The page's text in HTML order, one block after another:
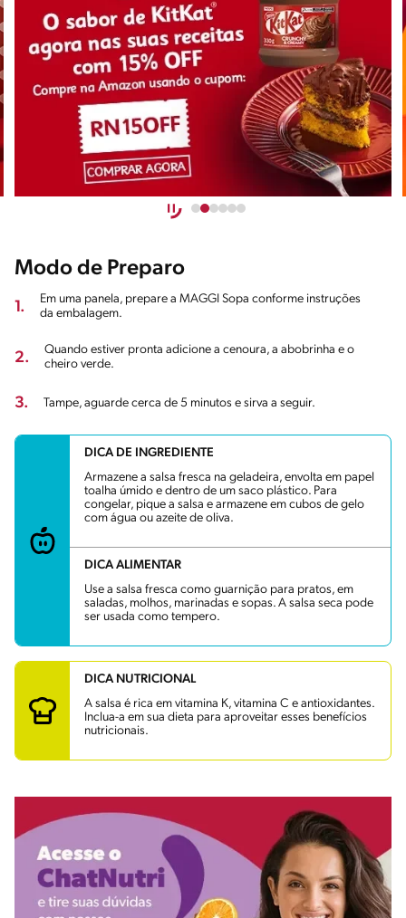
Modo de Preparo
1.
Em uma panela, prepare a MAGGI Sopa conforme instruções
da embalagem.
2.
Quando estiver pronta adicione a cenoura, a abobrinha e o
cheiro verde.
3. Tampe, aguarde cerca de 5 minutos e sirva a seguir.
DICA DE INGREDIENTE
Armazene a salsa fresca na geladeira, envolta em papel
toalha úmido e dentro de um saco plástico. Para
congelar, pique a salsa e armazene em cubos de gelo
com água ou azeite de oliva.
DICA ALIMENTAR
Use a salsa fresca como guarnição para pratos, em
saladas, molhos, marinadas e sopas. A salsa seca pode
ser usada como tempero.
DICA NUTRICIONAL
A salsa é rica em vitamina K, vitamina C e antioxidantes.
Inclua-a em sua dieta para aproveitar esses benefícios
nutricionais.